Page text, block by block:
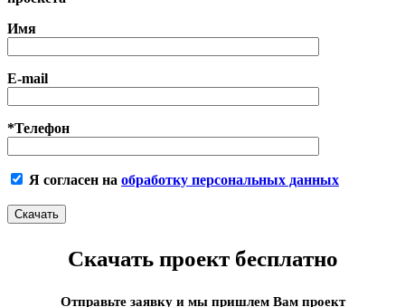
Имя
E-mail
*Телефон
Я согласен на обработку персональных данных
Скачать проект бесплатно
Отправьте заявку и мы пришлем Вам проект